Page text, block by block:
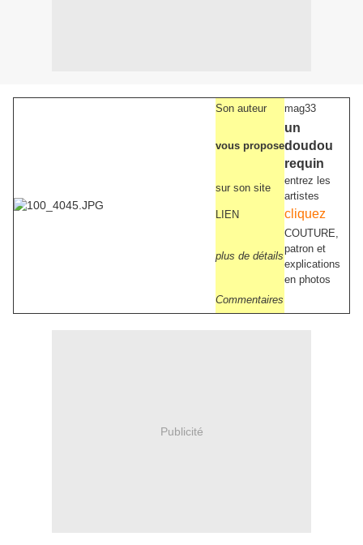
Son auteur mag33
vous propose
un
doudou
requin
sur son site
entrez les
artistes
LIEN
cliquez
plus de détails
COUTURE,
patron et
explications
en photos
Commentaires
Publicité